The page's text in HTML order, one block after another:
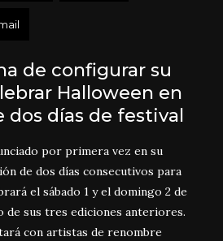
de configurar su
Halloween en
dos días de festival
por primera vez en su
de dos días consecutivos para
el sábado 1 y el domingo 2 de
de sus tres ediciones anteriores.
con artistas de renombre